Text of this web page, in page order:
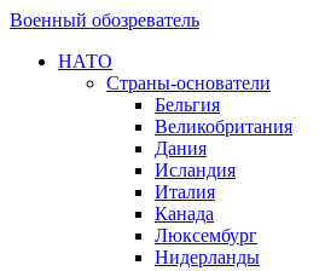
Военный обозреватель
НАТО
Страны-основатели
Бельгия
Великобритания
Дания
Исландия
Италия
Канада
Люксембург
Нидерланды